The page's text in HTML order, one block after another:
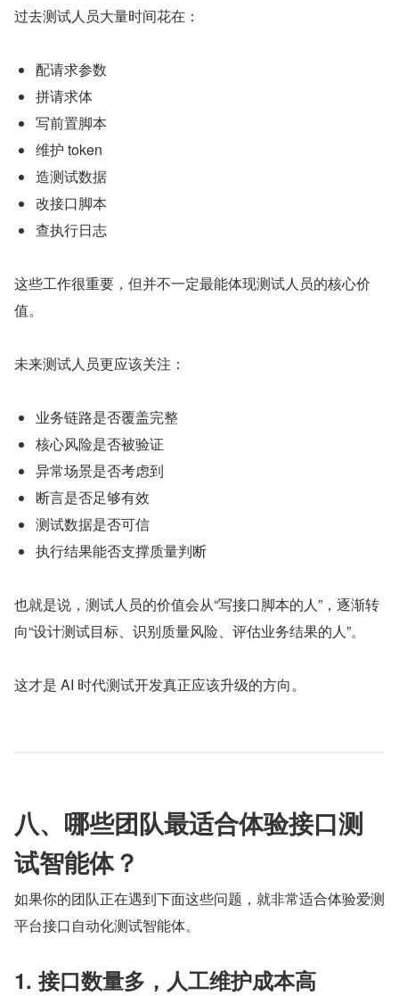
过去测试人员大量时间花在：
配请求参数
拼请求体
写前置脚本
维护 token
造测试数据
改接口脚本
查执行日志
这些工作很重要，但并不一定最能体现测试人员的核心价
值。
未来测试人员更应该关注：
业务链路是否覆盖完整
核心风险是否被验证
异常场景是否考虑到
断言是否足够有效
测试数据是否可信
执行结果能否支撑质量判断
也就是说，测试人员的价值会从“写接口脚本的人”，逐渐转
向“设计测试目标、识别质量风险、评估业务结果的人”。
这才是 AI 时代测试开发真正应该升级的方向。
八、哪些团队最适合体验接口测
试智能体？
如果你的团队正在遇到下面这些问题，就非常适合体验爱测
平台接口自动化测试智能体。
1. 接口数量多，人工维护成本高